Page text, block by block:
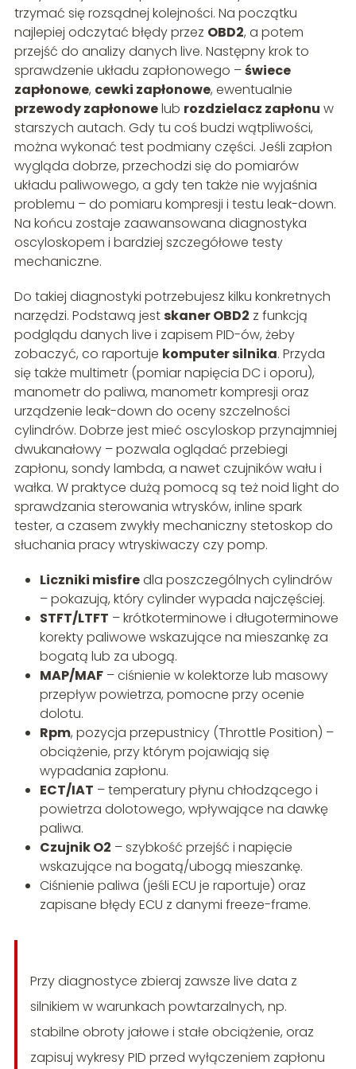
trzymać się rozsądnej kolejności. Na początku
najlepiej odczytać błędy przez OBD2, a potem
przejść do analizy danych live. Następny krok to
sprawdzenie układu zapłonowego –świece
zapłonowe, cewki zapłonowe, ewentualnie
przewody zapłonowelub rozdzielacz zapłonu w
starszych autach. Gdy tu coś budzi wątpliwości,
można wykonać test podmiany części. Jeśli zapłon
wygląda dobrze, przechodzi się do pomiarów
układu paliwowego, a gdy ten także nie wyjaśnia
problemu – do pomiaru kompresji i testu leak-down.
Na końcu zostaje zaawansowana diagnostyka
oscyloskopem i bardziej szczegółowe testy
mechaniczne.
Do takiej diagnostyki potrzebujesz kilku konkretnych
narzędzi. Podstawą jestskaner OBD2 z funkcją
podglądu danych live i zapisem PID-ów, żeby
zobaczyć, co raportuje komputer silnika. Przyda
się także multimetr (pomiar napięcia DC i oporu),
manometr do paliwa, manometr kompresji oraz
urządzenie leak-down do oceny szczelności
cylindrów. Dobrze jest mieć oscyloskop przynajmniej
dwukanałowy – pozwala oglądać przebiegi
zapłonu, sondy lambda, a nawet czujników wału i
wałka. W praktyce dużą pomocą są też noid light do
sprawdzania sterowania wtrysków, inline spark
tester, a czasem zwykły mechaniczny stetoskop do
słuchania pracy wtryskiwaczy czy pomp.
Liczniki misfiredla poszczególnych cylindrów
– pokazują, który cylinder wypada najczęściej.
STFT/LTFT – krótkoterminowe i długoterminowe
korekty paliwowe wskazujące na mieszankę za
bogatą lub za ubogą.
MAP/MAF– ciśnienie w kolektorze lub masowy
przepływ powietrza, pomocne przy ocenie
dolotu.
Rpm, pozycja przepustnicy (Throttle Position) –
obciążenie, przy którym pojawiają się
wypadania zapłonu.
ECT/IAT – temperatury płynu chłodzącego i
powietrza dolotowego, wpływające na dawkę
paliwa.
Czujnik O2 – szybkość przejść i napięcie
wskazujące na bogatą/ubogą mieszankę.
Ciśnienie paliwa (jeśli ECU je raportuje) oraz
zapisane błędy ECU z danymi freeze-frame.
Przy diagnostyce zbieraj zawsze live data z
silnikiem w warunkach powtarzalnych, np.
stabilne obroty jałowe i stałe obciążenie, oraz
zapisuj wykresy PID przed wyłączeniem zapłonu